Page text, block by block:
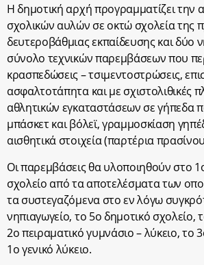
Η δημοτική αρχή προγραμματίζει την
σχολικών αυλών σε οκτώ σχολεία της
δευτεροβάθμιας εκπαίδευσης και δύο
σύνολο τεχνικών παρεμβάσεων που
κρασπεδώσεις – τσιμεντοστρώσεις,
ασφαλτοτάπητα και με σχιστολιθικές
αθλητικών εγκαταστάσεων σε γήπεδα
μπάσκετ και βόλεϊ, γραμμοσκίαση
αισθητικά στοιχεία (παρτέρια
Οι παρεμβάσεις θα υλοποιηθούν στο
σχολείο από τα αποτελέσματα των
τα συστεγαζόμενα στο εν λόγω
νηπιαγωγείο, το 5ο δημοτικό σχολείο,
2ο πειραματικό γυμνάσιο – λύκειο, το
1ο γενικό λύκειο.